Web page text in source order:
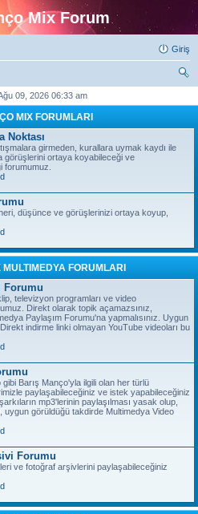
Mix Forum
Giriş
09, 2026 06:33 am
MIX FORUMLARI
Noktası
girmeden, kurallara uymak kaydı ile
görüşlerini ortaya koyabileceği ve
forumumuz.
düşünce ve görüşlerinizi ortaya koyup,
FORUMLARI
Forumu
televizyon programları ve video
Direkt olarak topik açamazsınız,
Paylaşım Forumu'na yapmalısınız. Uygun
indirme linki olmayan YouTube videoları bu
Barış Manço'yla ilgili olan her türlü
paylaşabileceğiniz ve istek yapabileceğiniz
mp3'lerinin paylaşılması yasak olup,
uygun görüldüğü takdirde Multimedya Video
Forumu
ve fotoğraf arşivlerini paylaşabileceğiniz